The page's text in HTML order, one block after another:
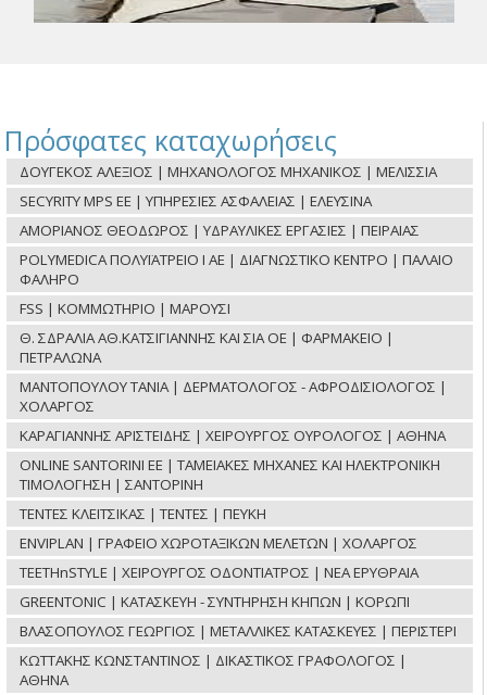
Πρόσφατες καταχωρήσεις
ΔΟΥΓΕΚΟΣ ΑΛΕΞΙΟΣ | ΜΗΧΑΝΟΛΟΓΟΣ ΜΗΧΑΝΙΚΟΣ | ΜΕΛΙΣΣΙΑ
SECYRITY MPS ΕΕ | ΥΠΗΡΕΣΙΕΣ ΑΣΦΑΛΕΙΑΣ | ΕΛΕΥΣΙΝΑ
ΑΜΟΡΙΑΝΟΣ ΘΕΟΔΩΡΟΣ | ΥΔΡΑΥΛΙΚΕΣ ΕΡΓΑΣΙΕΣ | ΠΕΙΡΑΙΑΣ
POLYMEDICA ΠΟΛΥΪΑΤΡΕΙΟ Ι ΑΕ | ΔΙΑΓΝΩΣΤΙΚΟ ΚΕΝΤΡΟ | ΠΑΛΑΙΟ
ΦΑΛΗΡΟ
FSS | ΚΟΜΜΩΤΗΡΙΟ | ΜΑΡΟΥΣΙ
Θ. ΣΔΡΑΛΙΑ ΑΘ.ΚΑΤΣΙΓΙΑΝΝΗΣ ΚΑΙ ΣΙΑ ΟΕ | ΦΑΡΜΑΚΕΙΟ |
ΠΕΤΡΑΛΩΝΑ
ΜΑΝΤΟΠΟΥΛΟΥ ΤΑΝΙΑ | ΔΕΡΜΑΤΟΛΟΓΟΣ - ΑΦΡΟΔΙΣΙΟΛΟΓΟΣ |
ΧΟΛΑΡΓΟΣ
ΚΑΡΑΓΙΑΝΝΗΣ ΑΡΙΣΤΕΙΔΗΣ | ΧΕΙΡΟΥΡΓΟΣ ΟΥΡΟΛΟΓΟΣ | ΑΘΗΝΑ
ONLINE SANTORINI ΕΕ | ΤΑΜΕΙΑΚΕΣ ΜΗΧΑΝΕΣ ΚΑΙ ΗΛΕΚΤΡΟΝΙΚΗ
ΤΙΜΟΛΟΓΗΣΗ | ΣΑΝΤΟΡΙΝΗ
ΤΕΝΤΕΣ ΚΛΕΙΤΣΙΚΑΣ | ΤΕΝΤΕΣ | ΠΕΥΚΗ
ENVIPLAN | ΓΡΑΦΕΙΟ ΧΩΡΟΤΑΞΙΚΩΝ ΜΕΛΕΤΩΝ | ΧΟΛΑΡΓΟΣ
TEETHnSTYLE | ΧΕΙΡΟΥΡΓΟΣ ΟΔΟΝΤΙΑΤΡΟΣ | ΝΕΑ ΕΡΥΘΡΑΙΑ
GREENTONIC | ΚΑΤΑΣΚΕΥΗ - ΣΥΝΤΗΡΗΣΗ ΚΗΠΩΝ | ΚΟΡΩΠΙ
ΒΛΑΣΟΠΟΥΛΟΣ ΓΕΩΡΓΙΟΣ | ΜΕΤΑΛΛΙΚΕΣ ΚΑΤΑΣΚΕΥΕΣ | ΠΕΡΙΣΤΕΡΙ
ΚΩΤΤΑΚΗΣ ΚΩΝΣΤΑΝΤΙΝΟΣ | ΔΙΚΑΣΤΙΚΟΣ ΓΡΑΦΟΛΟΓΟΣ |
ΑΘΗΝΑ